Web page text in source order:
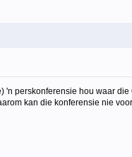
'n perskonferensie hou waar
kan die konferensie nie